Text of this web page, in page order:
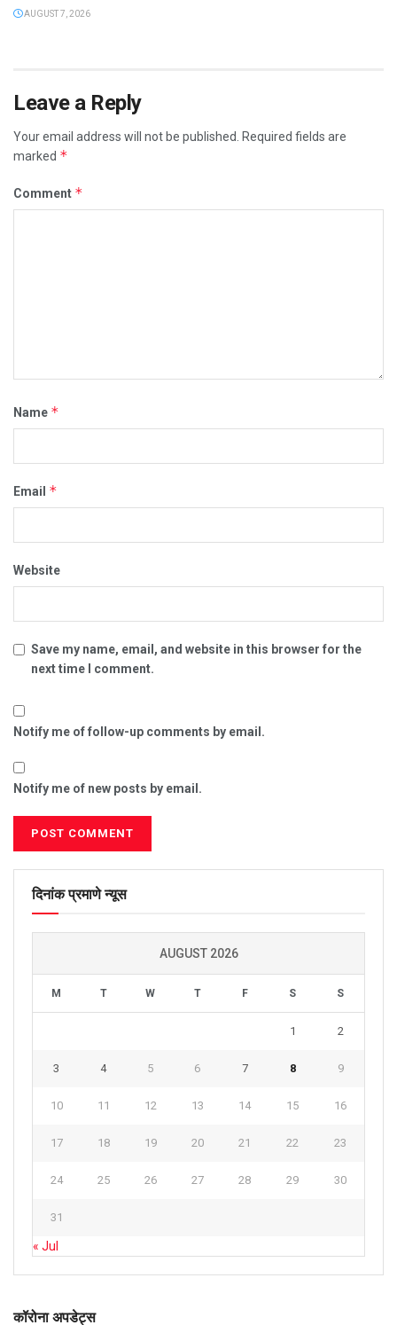
AUGUST 7, 2026
Leave a Reply
Your email address will not be published. Required fields are
marked *
Comment *
Name *
Email *
Website
Save my name, email, and website in this browser for the
next time I comment.
Notify me of follow-up comments by email.
Notify me of new posts by email.
दिनांक प्रमाणे न्यूस
AUGUST 2026
M T W T F S S
1 2
3 4 5 6 7 8 9
10 11 12 13 14 15 16
17 18 19 20 21 22 23
24 25 26 27 28 29 30
31
« Jul
कॉरोना अपडेट्स